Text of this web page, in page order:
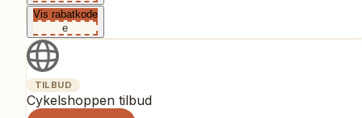
Vis rabatkode
e
TILBUD
Cykelshoppen tilbud